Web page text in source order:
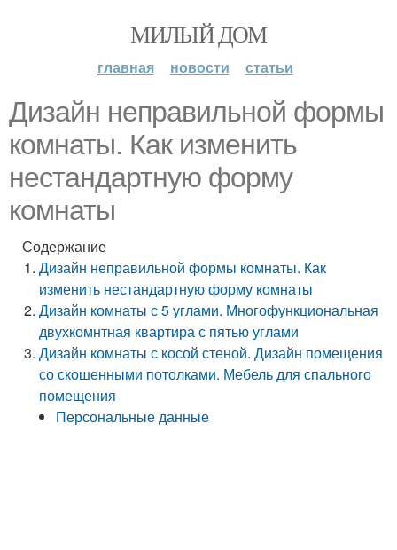
МИЛЫЙ ДОМ
главная новости статьи
Дизайн неправильной формы
комнаты. Как изменить
нестандартную форму
комнаты
Содержание
Дизайн неправильной формы комнаты. Как
изменить нестандартную форму комнаты
Дизайн комнаты с 5 углами. Многофункциональная
двухкомнтная квартира с пятью углами
Дизайн комнаты с косой стеной. Дизайн помещения
со скошенными потолками. Мебель для спального
помещения
Персональные данные